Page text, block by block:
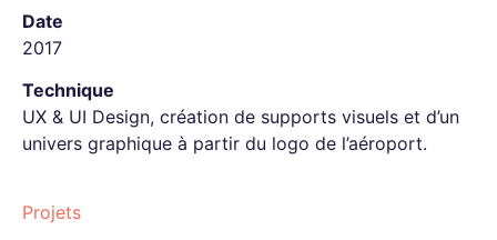
Date
2017
Technique
UX & UI Design, création de supports visuels et d’un
univers graphique à partir du logo de l’aéroport.
Projets